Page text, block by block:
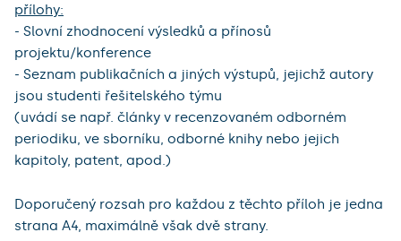
přílohy:
- Slovní zhodnocení výsledků a přínosů
projektu/konference
- Seznam publikačních a jiných výstupů, jejichž autory
jsou studenti řešitelského týmu
(uvádí se např. články v recenzovaném odborném
periodiku, ve sborníku, odborné knihy nebo jejich
kapitoly, patent, apod.)
Doporučený rozsah pro každou z těchto příloh je jedna
strana A4, maximálně však dvě strany.